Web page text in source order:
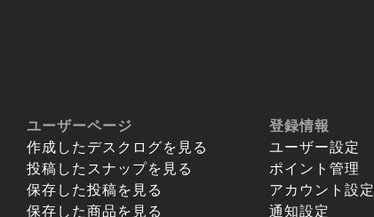
ユーザーページ
作成したデスクログを見る
投稿したスナップを見る
保存した投稿を見る
保存した商品を見る
登録情報
ユーザー設定
ポイント管理
アカウント設定
通知設定